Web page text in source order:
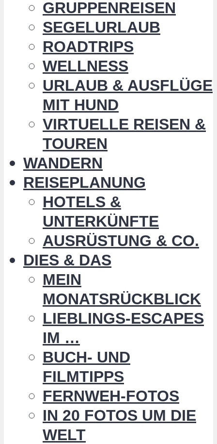
GRUPPENREISEN
SEGELURLAUB
ROADTRIPS
WELLNESS
URLAUB & AUSFLÜGE
MIT HUND
VIRTUELLE REISEN &
TOUREN
WANDERN
REISEPLANUNG
HOTELS &
UNTERKÜNFTE
AUSRÜSTUNG & CO.
DIES & DAS
MEIN
MONATSRÜCKBLICK
LIEBLINGS-ESCAPES
IM …
BUCH- UND
FILMTIPPS
FERNWEH-FOTOS
IN 20 FOTOS UM DIE
WELT